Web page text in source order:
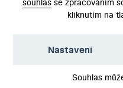
kliknutím na
Nastavení
Souhlas